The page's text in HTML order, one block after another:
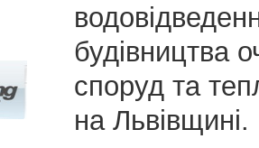
будівництва
споруд та
на Львівщині.